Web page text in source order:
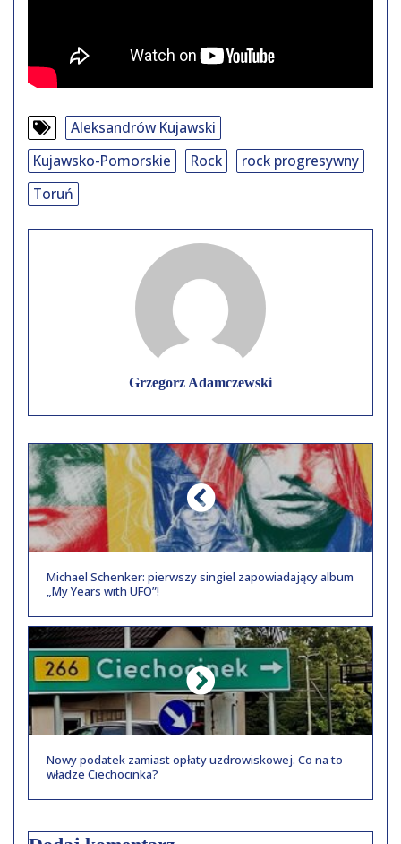
Aleksandrów Kujawski
Kujawsko-Pomorskie
Rock
rock progresywny
Toruń
Grzegorz Adamczewski
Michael Schenker: pierwszy singiel zapowiadający album
„My Years with UFO”!
Nowy podatek zamiast opłaty uzdrowiskowej. Co na to
władze Ciechocinka?